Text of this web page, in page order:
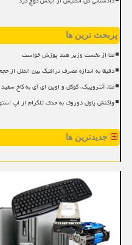
پربحث ترین ها
متا از نخست وزیر هند پوزش خواست
دقیقا به اندازه مصرف ترافیک بین الملل از
متا، آنتروپیک، گوگل و اوپن ای آی به کاخ
واکنش پاول دوروف به حذف تلگرام از اپ
جدیدترین ها